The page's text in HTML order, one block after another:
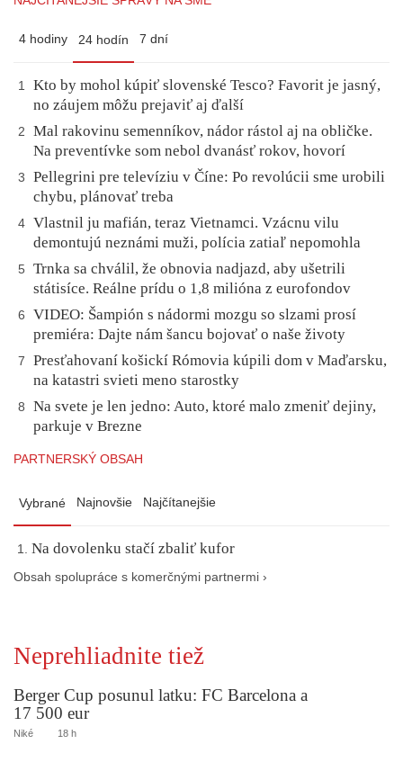
4 hodiny 24 hodín 7 dní
1
Kto by mohol kúpiť slovenské Tesco? Favorit je jasný,
no záujem môžu prejaviť aj ďalší
2
Mal rakovinu semenníkov, nádor rástol aj na obličke.
Na preventívke som nebol dvanásť rokov, hovorí
3
Pellegrini pre televíziu v Číne: Po revolúcii sme urobili
chybu, plánovať treba
4 Vlastnil ju mafián, teraz Vietnamci. Vzácnu vilu
demontujú neznámi muži, polícia zatiaľ nepomohla
5
Trnka sa chválil, že obnovia nadjazd, aby ušetrili
státisíce. Reálne prídu o 1,8 milióna z eurofondov
6
VIDEO: Šampión s nádormi mozgu so slzami prosí
premiéra: Dajte nám šancu bojovať o naše životy
7
Presťahovaní košickí Rómovia kúpili dom v Maďarsku,
na katastri svieti meno starostky
8
Na svete je len jedno: Auto, ktoré malo zmeniť dejiny,
parkuje v Brezne
PARTNERSKÝ OBSAH
Vybrané Najnovšie Najčítanejšie
Na dovolenku stačí zbaliť kufor
Obsah spolupráce s komerčnými partnermi ›
Neprehliadnite tiež
Berger Cup posunul latku: FC Barcelona a
17 500 eur
Niké 18 h